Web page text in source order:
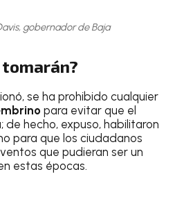
gobernador de Baja
tomarán?
se ha prohibido cualquier
para evitar que el
de hecho, expuso, habilitaron
para que los ciudadanos
que pudieran ser un
estas épocas.